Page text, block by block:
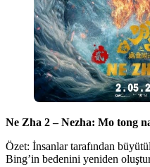
Ne Zha 2 – Nezha: Mo tong
Özet: İnsanlar tarafından
Bing’in bedenini yeniden